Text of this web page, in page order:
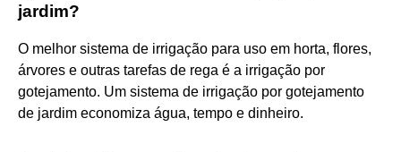
jardim?
O melhor sistema de irrigação para uso em horta, flores,
árvores e outras tarefas de rega é a irrigação por
gotejamento. Um sistema de irrigação por gotejamento
de jardim economiza água, tempo e dinheiro.